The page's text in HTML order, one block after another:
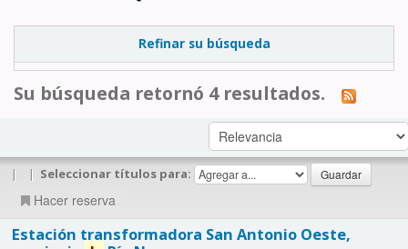
Refinar su búsqueda
Su búsqueda retornó 4 resultados.
| | Seleccionar títulos para:
Hacer reserva
Estación transformadora San Antonio Oeste,